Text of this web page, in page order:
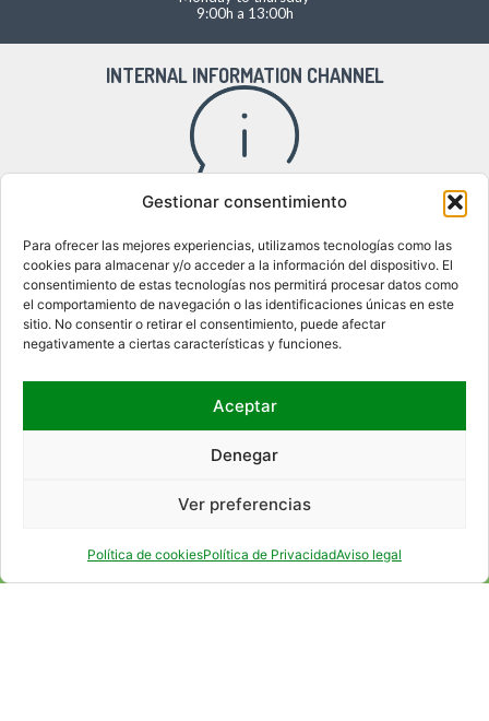
Gestionar consentimiento
Para ofrecer las mejores experiencias, utilizamos tecnologías como las
cookies para almacenar y/o acceder a la información del dispositivo. El
consentimiento de estas tecnologías nos permitirá procesar datos como
el comportamiento de navegación o las identificaciones únicas en este
sitio. No consentir o retirar el consentimiento, puede afectar
negativamente a ciertas características y funciones.
Aceptar
Denegar
Ver preferencias
Política de cookiesPolítica de PrivacidadAviso legal
9:00h a 13:00h
INTERNAL INFORMATION CHANNEL
Access to the internal information channel
WHERE WE ARE